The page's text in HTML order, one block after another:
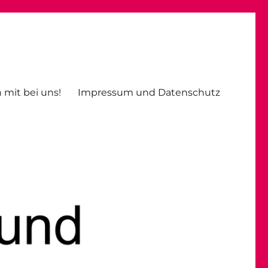
mit bei uns! Impressum und Datenschutz